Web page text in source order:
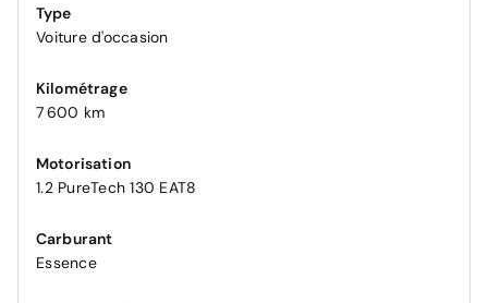
Type
Voiture d'occasion
Kilométrage
7 600 km
Motorisation
1.2 PureTech 130 EAT8
Carburant
Essence